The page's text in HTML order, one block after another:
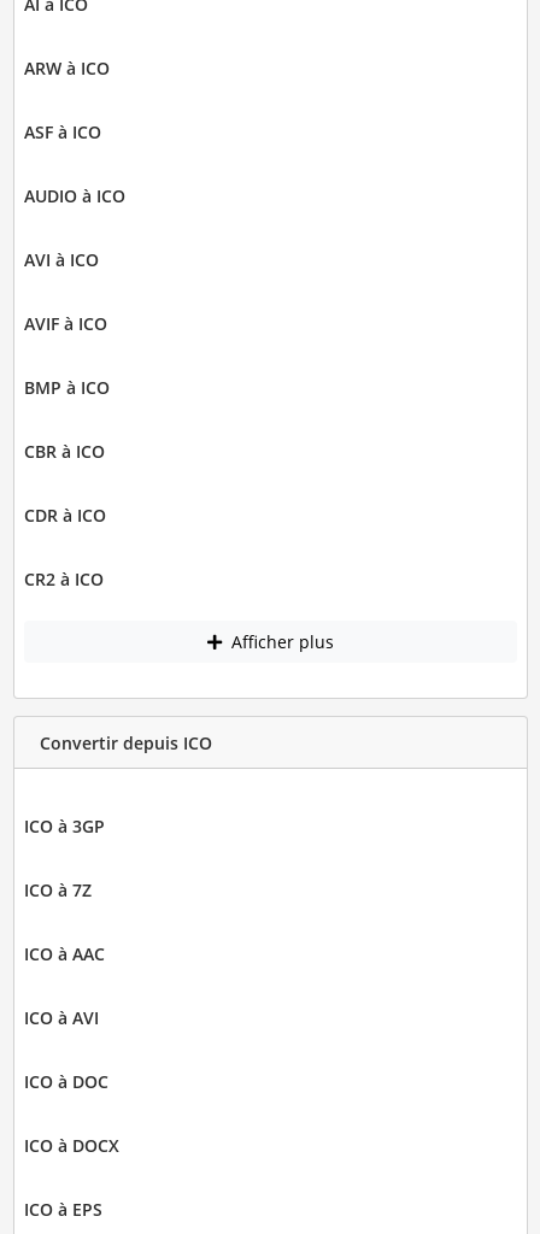
ARW à ICO
ASF à ICO
AUDIO à ICO
AVI à ICO
AVIF à ICO
BMP à ICO
CBR à ICO
CDR à ICO
CR2 à ICO
Afficher plus
Convertir depuis ICO
ICO à 3GP
ICO à 7Z
ICO à AAC
ICO à AVI
ICO à DOC
ICO à DOCX
ICO à EPS